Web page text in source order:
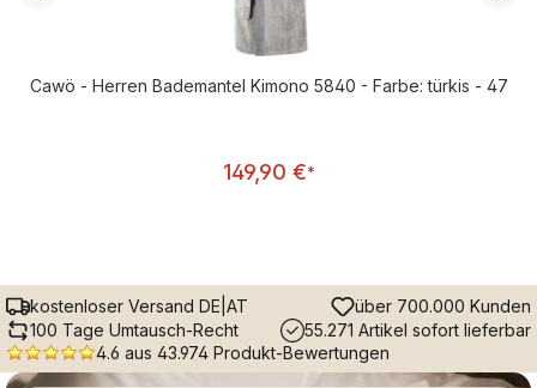
Cawö - Herren Bademantel Kimono 5840 - Farbe: türkis - 47
Regulärer Preis:
149,90 €*
kostenloser Versand DE|AT
über 700.000 Kunden
100 Tage Umtausch-Recht
55.271 Artikel sofort lieferbar
4.6 aus 43.974 Produkt-Bewertungen